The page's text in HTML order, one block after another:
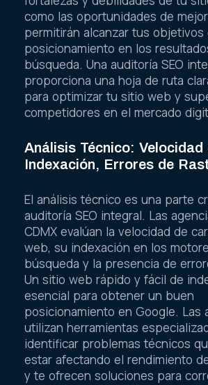
como las oportunidades de
permitirán alcanzar tus objetivos
posicionamiento en los
búsqueda. Una auditoría SEO
proporciona una hoja de ruta
para optimizar tu sitio web y
competidores en el mercado
Análisis Técnico: Velocidad
Indexación, Errores de
El análisis técnico es una parte
auditoría SEO integral. Las
CDMX evalúan la velocidad de
web, su indexación en los
búsqueda y la presencia de
Un sitio web rápido y fácil de
esencial para obtener un buen
posicionamiento en Google. Las
utilizan herramientas
identificar problemas técnicos
estar afectando el rendimiento
y te ofrecen soluciones para